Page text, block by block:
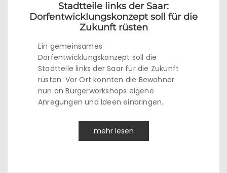
Stadtteile links der Saar:
Dorfentwicklungskonzept soll für die
Zukunft rüsten
Ein gemeinsames
Dorfentwicklungskonzept soll die
Stadtteile links der Saar für die Zukunft
rüsten. Vor Ort konnten die Bewohner
nun an Bürgerworkshops eigene
Anregungen und Ideen einbringen.
mehr lesen